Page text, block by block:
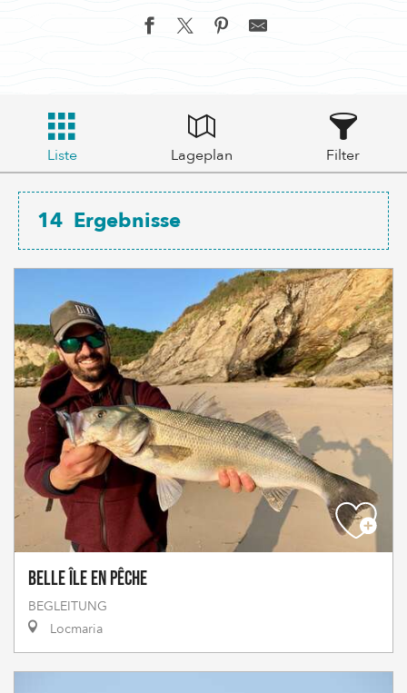
Liste Lageplan Filter
14 Ergebnisse
Belle île en pêche
BEGLEITUNG
Locmaria